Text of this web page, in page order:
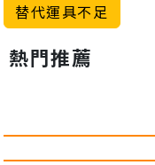
替代運具不足
熱門推薦